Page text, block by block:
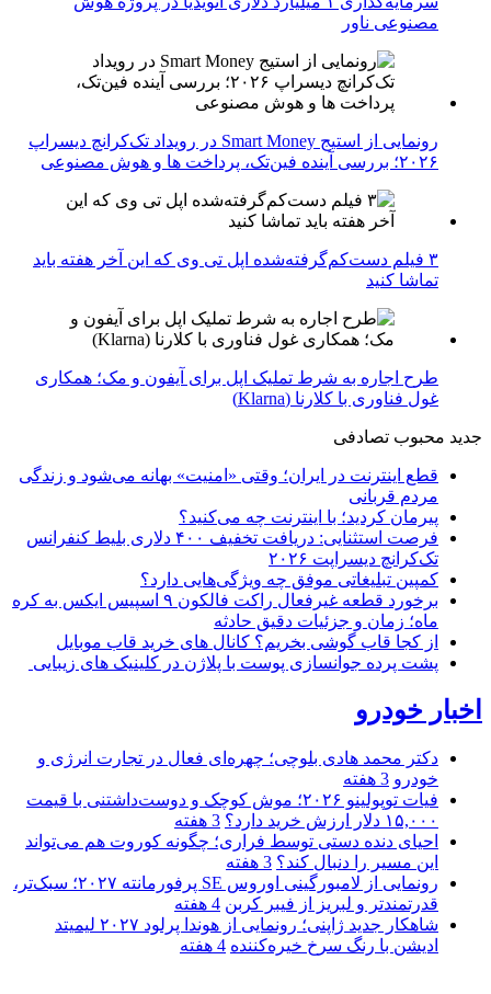
مصنوعی ناور
رونمایی از استیج Smart Money در رویداد تک‌کرانچ دیسراپ
۲۰۲۶؛ بررسی آینده فین‌تک، پرداخت‌ ها و هوش مصنوعی
۳ فیلم دست‌کم‌گرفته‌شده اپل تی وی که این آخر هفته باید
تماشا کنید
طرح اجاره به شرط تملیک اپل برای آیفون و مک؛ همکاری
غول فناوری با کلارنا (Klarna)
جدید محبوب تصادفی
قطع اینترنت در ایران؛ وقتی «امنیت» بهانه می‌شود و زندگی
مردم قربانی
پیرمان کردید؛ با اینترنت چه می‌کنید؟
فرصت استثنایی: دریافت تخفیف ۴۰۰ دلاری بلیط کنفرانس
تک‌کرانچ دیسراپت ۲۰۲۶
کمپین تبلیغاتی موفق چه ویژگی‌هایی دارد؟
برخورد قطعه غیرفعال راکت فالکون ۹ اسپیس ایکس به کره
ماه؛ زمان و جزئیات دقیق حادثه
از کجا قاب گوشی بخریم؟ کانال های خرید قاب موبایل
پشت پرده جوانسازی پوست با پلاژن در کلینیک های زیبایی
اخبار خودرو
دکتر محمد هادی بلوچی؛ چهره‌ای فعال در تجارت انرژی و
خودرو 3 هفته
فیات توپولینو ۲۰۲۶؛ موش کوچک و دوست‌داشتنی با قیمت
۱۵,۰۰۰ دلار ارزش خرید دارد؟
3 هفته
احیای دنده دستی توسط فراری؛ چگونه کوروت هم می‌تواند
این مسیر را دنبال کند؟ 3 هفته
رونمایی از لامبورگینی اوروس SE پرفورمانته ۲۰۲۷؛ سبک‌تر،
قدرتمندتر و لبریز از فیبر کربن 4 هفته
شاهکار جدید ژاپنی؛ رونمایی از هوندا پرلود ۲۰۲۷ لیمیتد
ادیشن با رنگ سرخ خیره‌کننده 4 هفته